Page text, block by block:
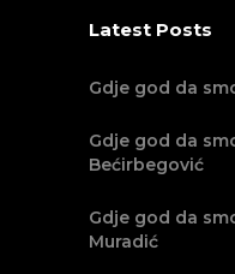
Latest Posts
Gdje god da
Gdje god da
Bećirbegović
Gdje god da
Muradić